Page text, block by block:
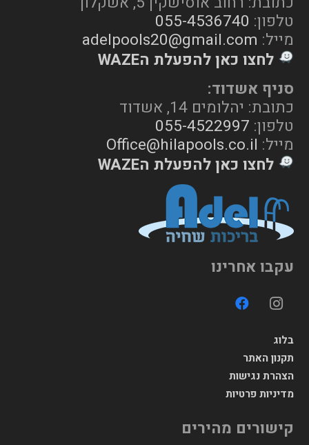
טלפון: 055-4536740
מייל: adelpools20@gmail.com
לחצו כאן להפעלת הWAZE
סניף אשדוד:
כתובת: יהלומים 14, אשדוד
טלפון: 055-4522997
מייל: Office@hilapools.co.il
לחצו כאן להפעלת הWAZE
עקבו אחרינו
בלוג
תקנון האתר
הצהרת נגישות
מדיניות פרטיות
קישורים מהירים